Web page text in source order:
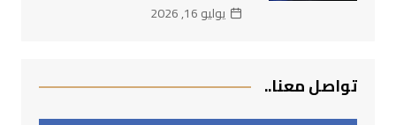
يوليو 16, 2026
تواصل معنا..